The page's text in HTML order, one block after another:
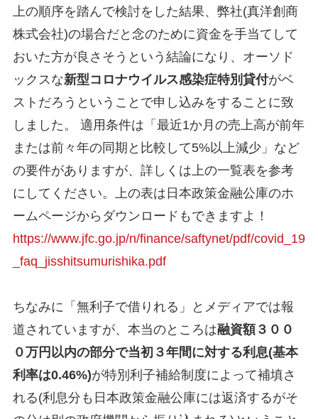
上の順序を踏んで検討をした結果、弊社(真洋創商
株式会社)の場合だと念のために資金を手当てして
おいた方が良さそうという結論になり、オーソド
ックスな新型コロナウイルス感染症特別貸付がベ
ストだろうということで申し込みをすることに致
しました。 適用条件は「最近1か月の売上高が前年
または前々年の同期と比較して5%以上減少」など
の要件がありますが、詳しくは上の一覧表を参考
にしてください。上の表は日本政策金融公庫のホ
ームページからダウンロードもできますよ！
https://www.jfc.go.jp/n/finance/saftynet/pdf/covid_19
_faq_jisshitsumurishika.pdf
ちなみに「無利子で借りれる」とメディアでは報
道されていますが、本当のところは融資額３００
０万円以内の部分で当初３年間に対する利息(基本
利率は0.46%)が特別利子補給制度によって補填さ
れる(利息分も日本政策金融公庫には返済するがそ